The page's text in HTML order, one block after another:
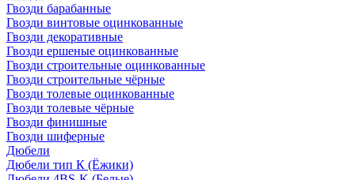
Гвозди барабанные
Гвозди винтовые оцинкованные
Гвозди декоративные
Гвозди ершеные оцинкованные
Гвозди строительные оцинкованные
Гвозди строительные чёрные
Гвозди толевые оцинкованные
Гвозди толевые чёрные
Гвозди финишные
Гвозди шиферные
Дюбели
Дюбели тип К (Ёжики)